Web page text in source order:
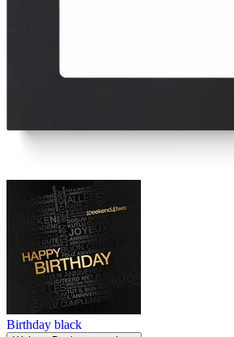
Birthday black